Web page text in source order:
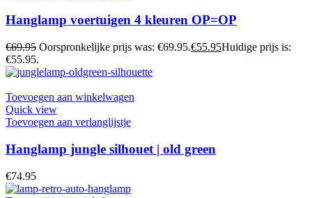
Hanglamp voertuigen 4 kleuren OP=OP
€69.95 Oorspronkelijke prijs was: €69.95.€55.95Huidige prijs is:
€55.95.
Toevoegen aan winkelwagen
Quick view
Toevoegen aan verlanglijstje
Hanglamp jungle silhouet | old green
€74.95